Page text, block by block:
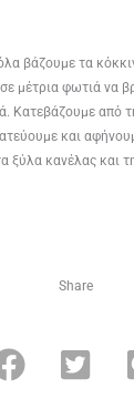
βάζουμε τα
μέτρια φωτιά να
Κατεβάζουμε από
και
ξύλα κανέλας και
Share